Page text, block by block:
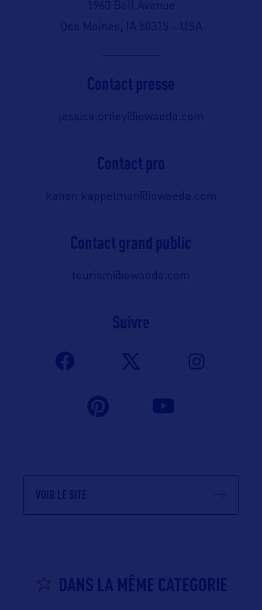
1963 Bell Avenue
Des Moines, IA 50315 – USA
Contact presse
jessica.oriley@iowaeda.com
Contact pro
kanan.kappelman@iowaeda.com
Contact grand public
tourism@iowaeda.com
Suivre
VOIR LE SITE
DANS LA MÊME CATEGORIE